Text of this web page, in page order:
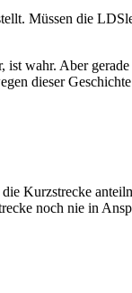
Müssen die
ist wahr. Aber
dieser
Kurzstrecke
noch nie in